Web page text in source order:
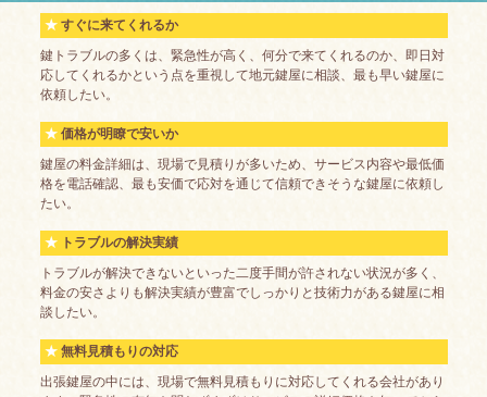
すぐに来てくれるか
鍵トラブルの多くは、緊急性が高く、何分で来てくれるのか、即日対
応してくれるかという点を重視して地元鍵屋に相談、最も早い鍵屋に
依頼したい。
価格が明瞭で安いか
鍵屋の料金詳細は、現場で見積りが多いため、サービス内容や最低価
格を電話確認、最も安価で応対を通じて信頼できそうな鍵屋に依頼し
たい。
トラブルの解決実績
トラブルが解決できないといった二度手間が許されない状況が多く、
料金の安さよりも解決実績が豊富でしっかりと技術力がある鍵屋に相
談したい。
無料見積もりの対応
出張鍵屋の中には、現場で無料見積もりに対応してくれる会社があり